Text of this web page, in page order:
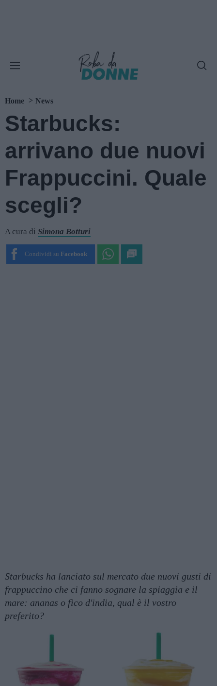
Home News
Starbucks:
arrivano due nuovi
Frappuccini. Quale
scegli?
A cura di Simona Botturi
Condividi su Facebook
Starbucks ha lanciato sul mercato due nuovi gusti di
frappuccino che ci fanno sognare la spiaggia e il
mare: ananas o fico d'india, qual è il vostro
preferito?